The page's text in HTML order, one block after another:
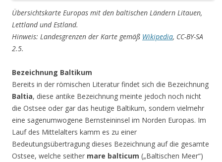
Übersichtskarte Europas mit den baltischen Ländern Litauen,
Lettland und Estland.
Hinweis: Landesgrenzen der Karte gemäß Wikipedia, CC-BY-SA
2.5.
Bezeichnung Baltikum
Bereits in der römischen Literatur findet sich die Bezeichnung
Baltia, diese antike Bezeichnung meinte jedoch noch nicht
die Ostsee oder gar das heutige Baltikum, sondern vielmehr
eine sagenumwogene Bernsteininsel im Norden Europas. Im
Lauf des Mittelalters kamm es zu einer
Bedeutungsübertragung dieses Bezeichnung auf die gesamte
Ostsee, welche seither mare balticum („Baltischen Meer“)